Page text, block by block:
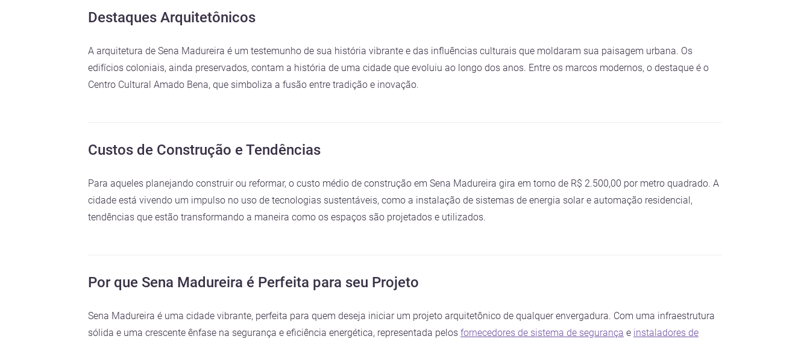
Destaques Arquitetônicos
A arquitetura de Sena Madureira é um testemunho de sua história vibrante e das influências culturais que moldaram sua paisagem urbana. Os
edifícios coloniais, ainda preservados, contam a história de uma cidade que evoluiu ao longo dos anos. Entre os marcos modernos, o destaque é o
Centro Cultural Amado Bena, que simboliza a fusão entre tradição e inovação.
Custos de Construção e Tendências
Para aqueles planejando construir ou reformar, o custo médio de construção em Sena Madureira gira em torno de R$ 2.500,00 por metro quadrado. A
cidade está vivendo um impulso no uso de tecnologias sustentáveis, como a instalação de sistemas de energia solar e automação residencial,
tendências que estão transformando a maneira como os espaços são projetados e utilizados.
Por que Sena Madureira é Perfeita para seu Projeto
Sena Madureira é uma cidade vibrante, perfeita para quem deseja iniciar um projeto arquitetônico de qualquer envergadura. Com uma infraestrutura
sólida e uma crescente ênfase na segurança e eficiência energética, representada pelos fornecedores de sistema de segurança e instaladores de